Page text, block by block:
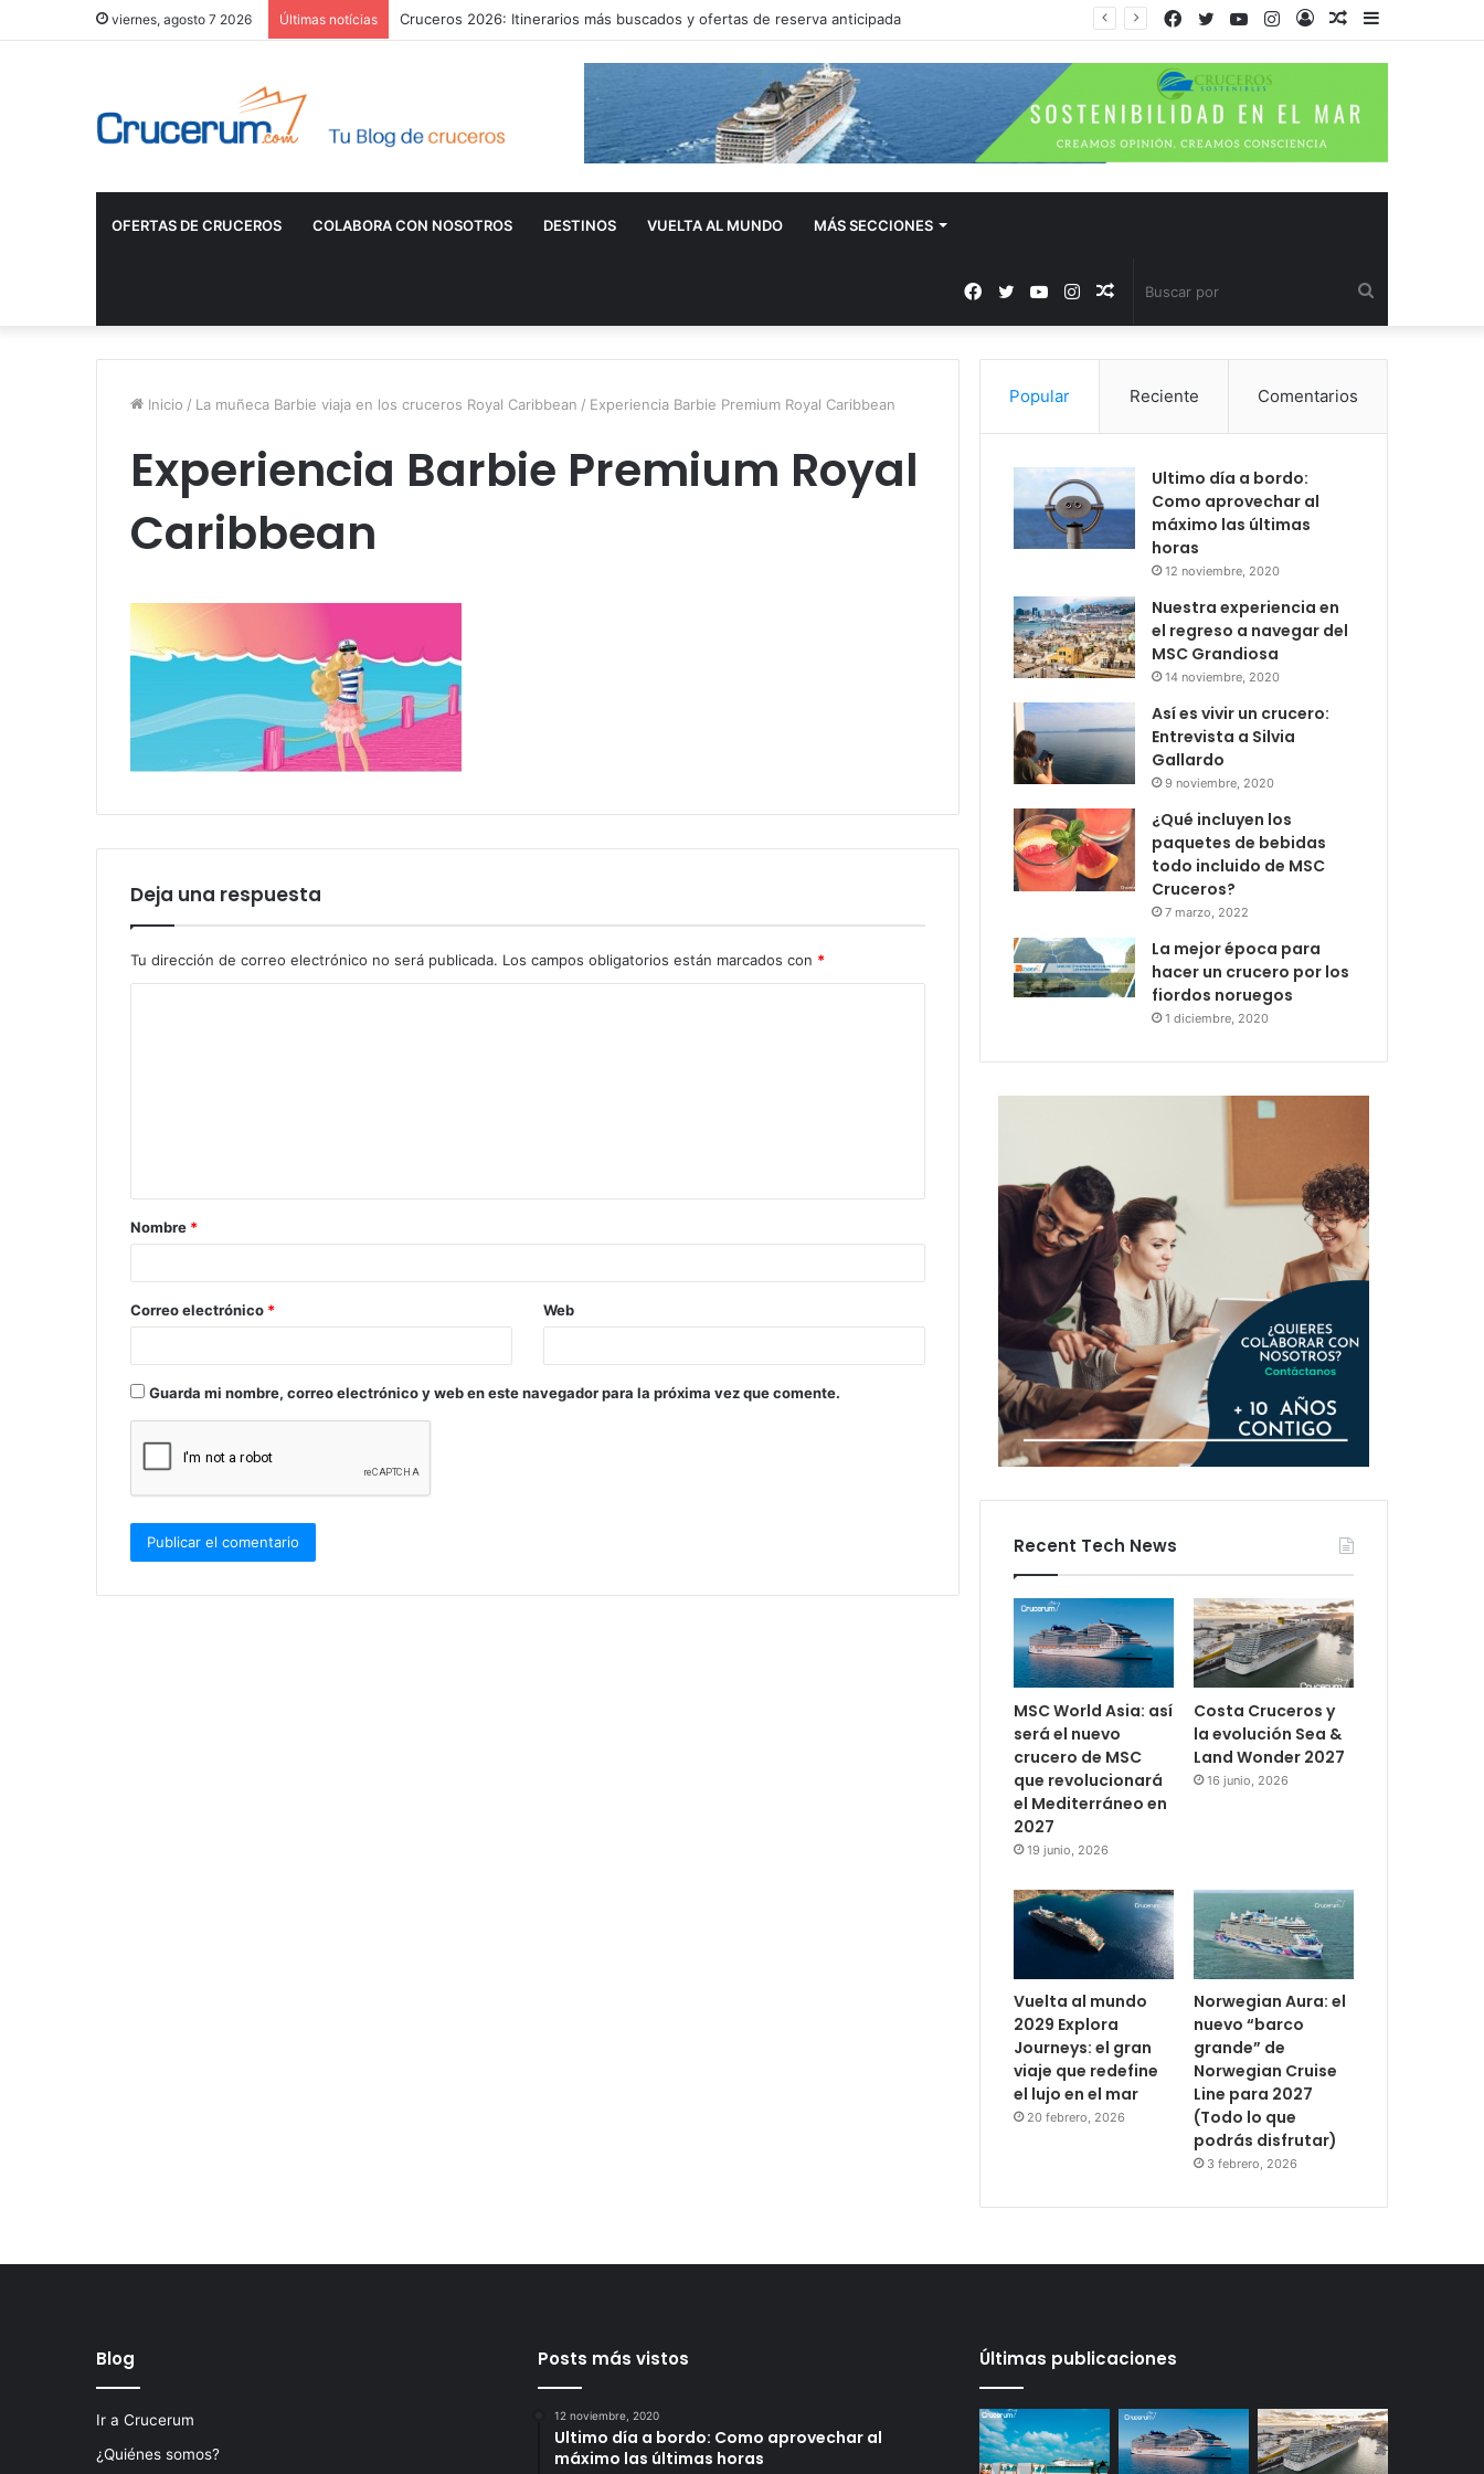
viernes, agosto 7 2026 Últimas notícias Cruceros 2026: Itinerarios más buscados y ofertas de reserva anticipada
Barra
Publicación
Acceso
Instagram
YouTube
Twitter
Facebook
OFERTAS DE CRUCEROS COLABORA CON NOSOTROS DESTINOS VUELTA AL MUNDO MÁS SECCIONES
por
Publicación
al
Instagram
YouTube
Twitter
Facebook
Inicio / La muñeca Barbie viaja en los cruceros Royal Caribbean / Experiencia Barbie Premium Royal Caribbean
Experiencia Barbie Premium Royal
Caribbean
Deja una respuesta
Tu dirección de correo electrónico no será publicada. Los campos obligatorios están marcados con *
a
r
*
Nombre *
Correo electrónico * Web
Guarda mi nombre, correo electrónico y web en este navegador para la próxima vez que comente.
Popular Reciente Comentarios
Ultimo día a bordo:
Como aprovechar al
máximo las últimas
horas
12 noviembre, 2020
Nuestra experiencia en
el regreso a navegar del
MSC Grandiosa
14 noviembre, 2020
Así es vivir un crucero:
Entrevista a Silvia
Gallardo
9 noviembre, 2020
¿Qué incluyen los
paquetes de bebidas
todo incluido de MSC
Cruceros?
7 marzo, 2022
La mejor época para
hacer un crucero por los
fiordos noruegos
1 diciembre, 2020
Recent Tech News
MSC World Asia: así
será el nuevo
crucero de MSC
que revolucionará
el Mediterráneo en
2027
19 junio, 2026
Costa Cruceros y
la evolución Sea &
Land Wonder 2027
16 junio, 2026
Vuelta al mundo
2029 Explora
Journeys: el gran
viaje que redefine
el lujo en el mar
20 febrero, 2026
Norwegian Aura: el
nuevo “barco
grande” de
Norwegian Cruise
Line para 2027
(Todo lo que
podrás disfrutar)
3 febrero, 2026
Blog
Ir a Crucerum
¿Quiénes somos?
Posts más vistos
12 noviembre, 2020
Ultimo día a bordo: Como aprovechar al
máximo las últimas horas
Últimas publicaciones